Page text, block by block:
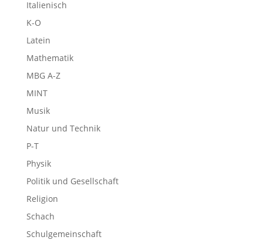
Italienisch
K-O
Latein
Mathematik
MBG A-Z
MINT
Musik
Natur und Technik
P-T
Physik
Politik und Gesellschaft
Religion
Schach
Schulgemeinschaft